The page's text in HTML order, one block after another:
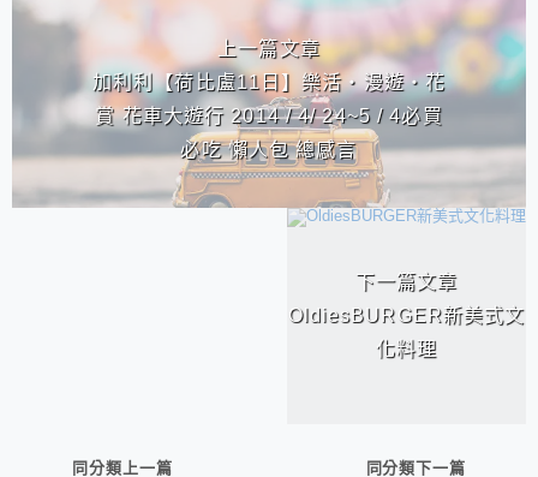
相連文章
上一篇文章
加利利【荷比盧11日】樂活‧漫遊‧花
賞 花車大遊行 2014 / 4/ 24~5 / 4必買
必吃 懶人包 總感言
下一篇文章
OldiesBURGER新美式文
化料理
同分類上一篇 同分類下一篇